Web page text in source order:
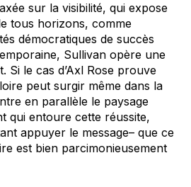
sur la visibilité, qui expose
tous horizons, comme
démocratiques de succès
Sullivan opère une
Si le cas d’Axl Rose prouve
peut surgir même dans la
en parallèle le paysage
qui entoure cette réussite,
appuyer le message– que ce
est bien parcimonieusement